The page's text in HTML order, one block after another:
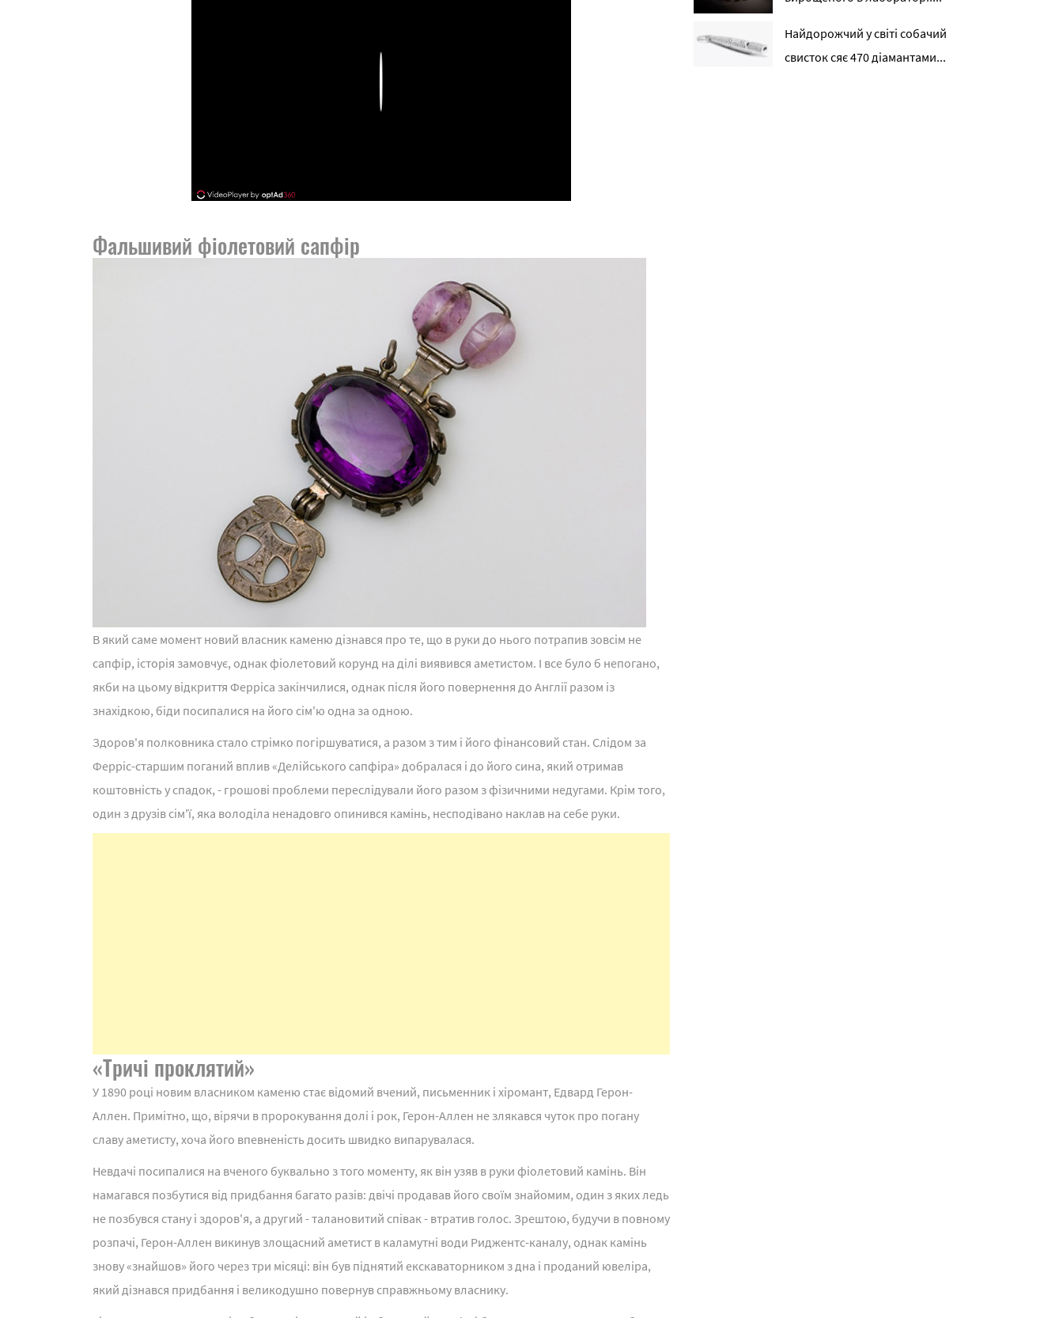
Фальшивий фіолетовий сапфір
В який саме момент новий власник каменю дізнався про те, що в руки до нього потрапив зовсім не
сапфір, історія замовчує, однак фіолетовий корунд на ділі виявився аметистом. І все було б непогано,
якби на цьому відкриття Ферріса закінчилися, однак після його повернення до Англії разом із
знахідкою, біди посипалися на його сім'ю одна за одною.
Здоров'я полковника стало стрімко погіршуватися, а разом з тим і його фінансовий стан. Слідом за
Ферріс-старшим поганий вплив «Делійського сапфіра» добралася і до його сина, який отримав
коштовність у спадок, - грошові проблеми переслідували його разом з фізичними недугами. Крім того,
один з друзів сім'ї, яка володіла ненадовго опинився камінь, несподівано наклав на себе руки.
«Тричі проклятий»
У 1890 році новим власником каменю стає відомий вчений, письменник і хіромант, Едвард Герон-
Аллен. Примітно, що, вірячи в пророкування долі і рок, Герон-Аллен не злякався чуток про погану
славу аметисту, хоча його впевненість досить швидко випарувалася.
Невдачі посипалися на вченого буквально з того моменту, як він узяв в руки фіолетовий камінь. Він
намагався позбутися від придбання багато разів: двічі продавав його своїм знайомим, один з яких ледь
не позбувся стану і здоров'я, а другий - талановитий співак - втратив голос. Зрештою, будучи в повному
розпачі, Герон-Аллен викинув злощасний аметист в каламутні води Риджентс-каналу, однак камінь
знову «знайшов» його через три місяці: він був піднятий екскаваторником з дна і проданий ювеліра,
який дізнався придбання і великодушно повернув справжньому власнику.
Найдорожчий у світі собачий
свисток сяє 470 діамантами...